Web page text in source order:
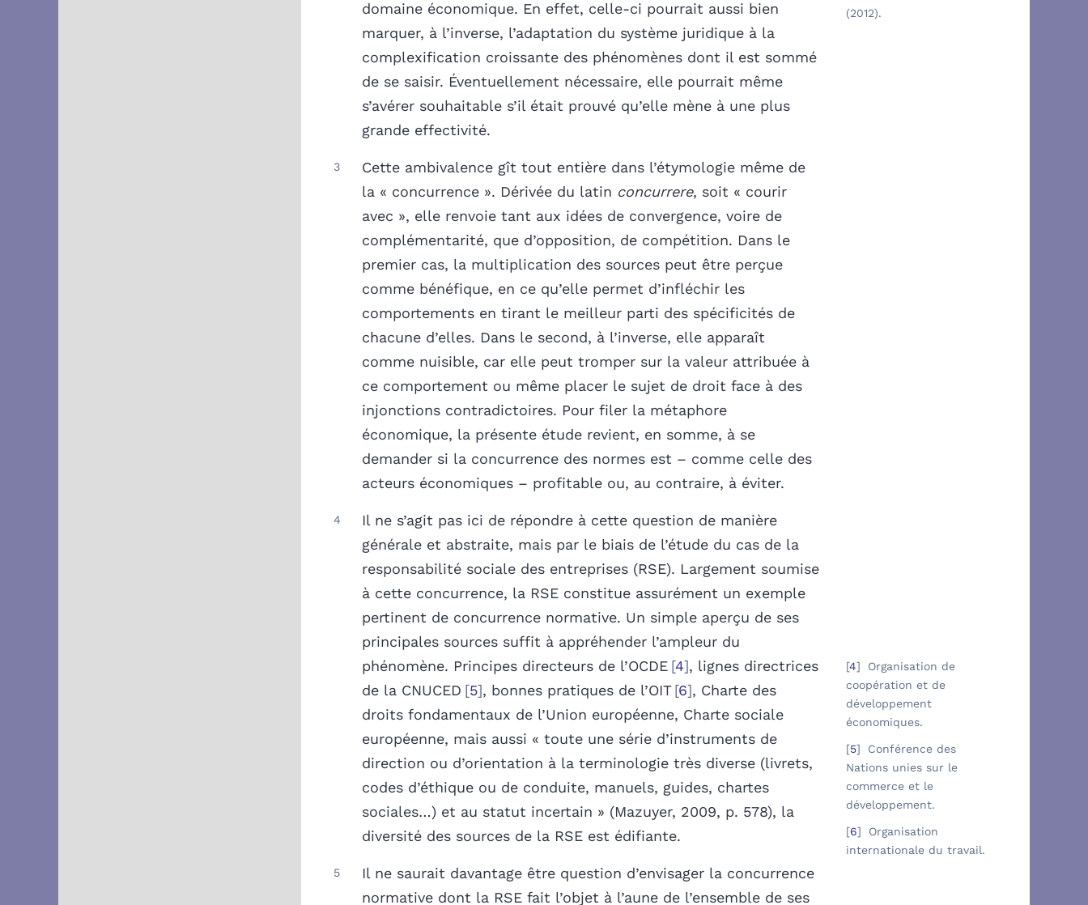
domaine économique. En effet, celle-ci pourrait aussi bien
marquer, à l’inverse, l’adaptation du système juridique à la
complexification croissante des phénomènes dont il est sommé
de se saisir. Éventuellement nécessaire, elle pourrait même
s’avérer souhaitable s’il était prouvé qu’elle mène à une plus
grande effectivité.
Cette ambivalence gît tout entière dans l’étymologie même de
la « concurrence ». Dérivée du latin concurrere, soit « courir
avec », elle renvoie tant aux idées de convergence, voire de
complémentarité, que d’opposition, de compétition. Dans le
premier cas, la multiplication des sources peut être perçue
comme bénéfique, en ce qu’elle permet d’infléchir les
comportements en tirant le meilleur parti des spécificités de
chacune d’elles. Dans le second, à l’inverse, elle apparaît
comme nuisible, car elle peut tromper sur la valeur attribuée à
ce comportement ou même placer le sujet de droit face à des
injonctions contradictoires. Pour filer la métaphore
économique, la présente étude revient, en somme, à se
demander si la concurrence des normes est – comme celle des
acteurs économiques – profitable ou, au contraire, à éviter.
Il ne s’agit pas ici de répondre à cette question de manière
générale et abstraite, mais par le biais de l’étude du cas de la
responsabilité sociale des entreprises (RSE). Largement soumise
à cette concurrence, la RSE constitue assurément un exemple
pertinent de concurrence normative. Un simple aperçu de ses
principales sources suffit à appréhender l’ampleur du
phénomène. Principes directeurs de l’OCDE 4 , lignes directrices
de la CNUCED 5 , bonnes pratiques de l’OIT 6 , Charte des
droits fondamentaux de l’Union européenne, Charte sociale
européenne, mais aussi « toute une série d’instruments de
direction ou d’orientation à la terminologie très diverse (livrets,
codes d’éthique ou de conduite, manuels, guides, chartes
sociales…) et au statut incertain » (Mazuyer, 2009, p. 578), la
diversité des sources de la RSE est édifiante.
Il ne saurait davantage être question d’envisager la concurrence
normative dont la RSE fait l’objet à l’aune de l’ensemble de ses
(2012).
4
Organisation de
coopération et de
développement
économiques.
5
Conférence des
Nations unies sur le
commerce et le
développement.
6
Organisation
internationale du travail.